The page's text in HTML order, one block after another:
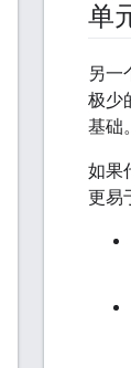
单
另一
极少
基础。
如果
更易